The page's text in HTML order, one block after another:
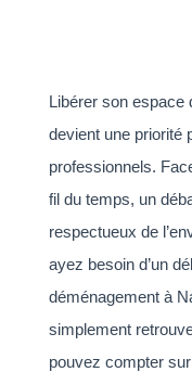
Libérer son espace
devient une priorité
professionnels.
fil du temps, un
respectueux de
ayez besoin d’un
déménagement à
simplement
pouvez compter